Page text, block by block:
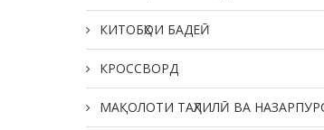
КИТОБҲОИ БАДЕӢ
КРОССВОРД
МАҚОЛОТИ ТАҲЛИЛӢ ВА